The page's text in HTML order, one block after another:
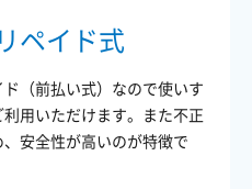
ペイド式
（前払い式）なので使いす
用いただけます。また不正
安全性が高いのが特徴で